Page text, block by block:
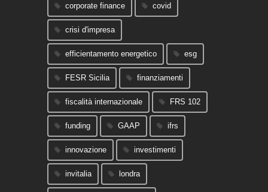
corporate finance covid
crisi d'impresa
efficientamento energetico esg
FESR Sicilia finanziamenti
fiscalità internazionale FRS 102
funding GAAP ifrs
innovazione investimenti
invitalia londra